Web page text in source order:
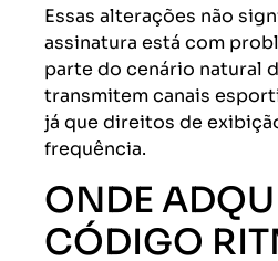
Essas alterações não
assinatura está com
parte do cenário natural
transmitem canais
já que direitos de
frequência.
ONDE
CÓDIGO